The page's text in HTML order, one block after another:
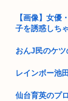
【画像】女優
子を誘惑しち
おんJ民のケ
レインボー池
仙台育英のプ